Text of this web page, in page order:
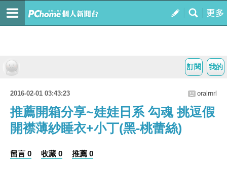
我的
訂閱
2016-02-01 03:43:23 oralrnrl
推薦開箱分享~娃娃日系 勾魂 挑逗假
開襟薄紗睡衣+小丁(黑-桃蕾絲)
留言 0 收藏 0 推薦 0